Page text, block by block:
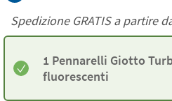
Spedizione GRATIS a partire
1 Pennarelli Giotto
fluorescenti